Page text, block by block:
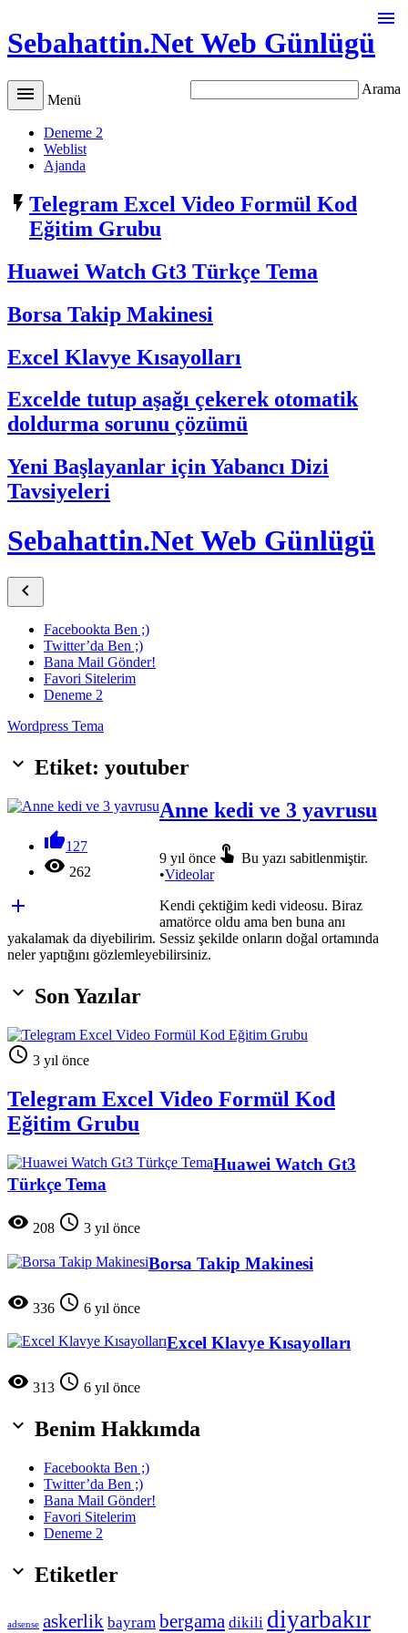
Sebahattin.Net Web Günlügü

Arama
 Menü
Deneme 2
Weblist
Ajanda
 Telegram Excel Video Formül Kod
Eğitim Grubu
Huawei Watch Gt3 Türkçe Tema
Borsa Takip Makinesi
Excel Klavye Kısayolları
Excelde tutup aşağı çekerek otomatik
doldurma sorunu çözümü
Yeni Başlayanlar için Yabancı Dizi
Tavsiyeleri
Sebahattin.Net Web Günlügü

Facebookta Ben ;)
Twitter’da Ben ;)
Bana Mail Gönder!
Favori Sitelerim
Deneme 2
Wordpress Tema
keyboard_arrow_down Etiket: youtuber
127
 262

Anne kedi ve 3 yavrusu
9 yıl önce  Bu yazı sabitlenmiştir.
•Videolar
Kendi çektiğim kedi videosu. Biraz
amatörce oldu ama ben buna anı
yakalamak da diyebilirim. Sessiz şekilde onların doğal ortamında
neler yaptığını gözlemleyebilirsiniz.
 Son Yazılar
 3 yıl önce
Telegram Excel Video Formül Kod
Eğitim Grubu
Huawei Watch Gt3
Türkçe Tema
 208  3 yıl önce
Borsa Takip Makinesi
 336  6 yıl önce
Excel Klavye Kısayolları
 313  6 yıl önce
 Benim Hakkımda
Facebookta Ben ;)
Twitter’da Ben ;)
Bana Mail Gönder!
Favori Sitelerim
Deneme 2
 Etiketler
adsense askerlik bayram bergama dikili diyarbakır